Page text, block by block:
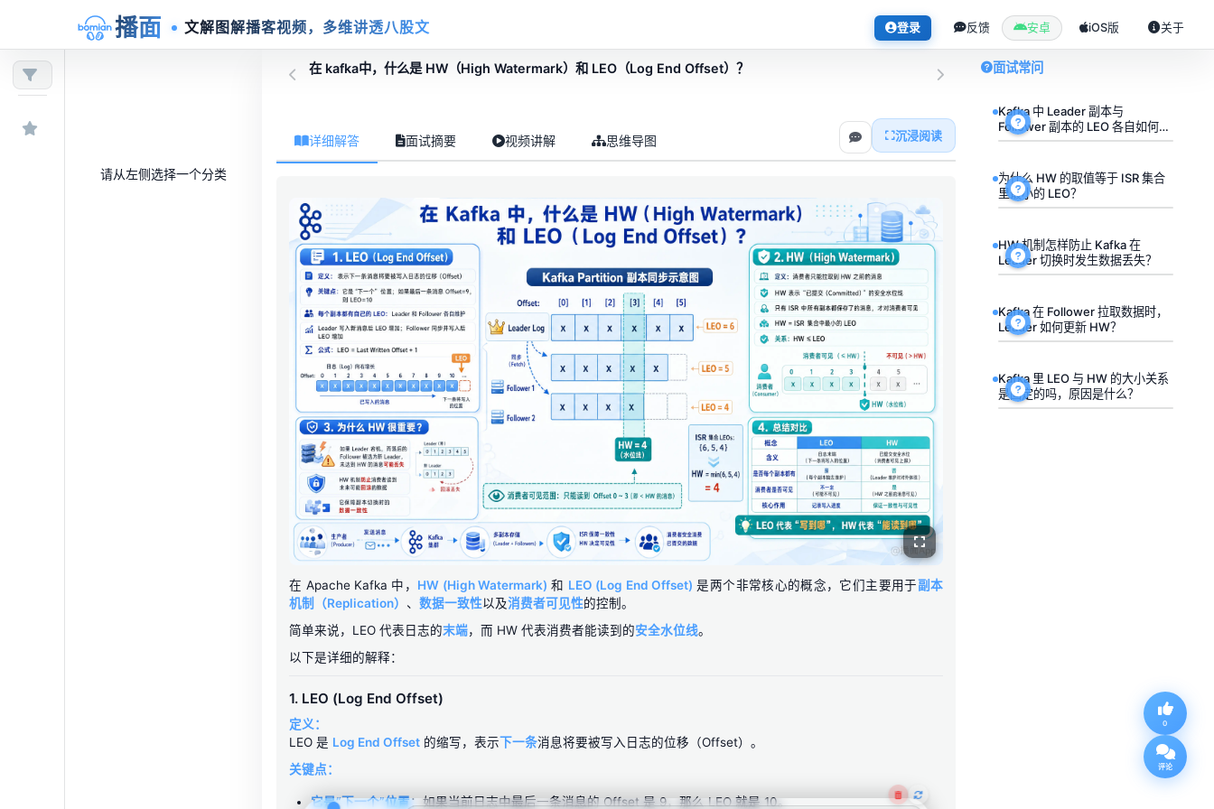
播面 文解图解播客视频，多维讲透八股文 登录 反馈 安卓 iOS版 关于
0
评论
请从左侧选择一个分类
在 kafka中，什么是 HW（High Watermark）和 LEO（Log End Offset）？
详细解答 面试摘要 视频讲解 思维导图 沉浸阅读
在 Apache Kafka 中， HW (High Watermark) 和 LEO (Log End Offset) 是两个非常核心的概念，它们主要用于副本
机制（Replication） 、 数据一致性以及消费者可见性的控制。
简单来说，LEO 代表日志的末端，而 HW 代表消费者能读到的安全水位线。
以下是详细的解释：
1. LEO (Log End Offset)
定义：
LEO 是 Log End Offset 的缩写，表示下一条消息将要被写入日志的位移（Offset）。
关键点：
它是“下一个”位置：如果当前日志中最后一条消息的 Offset 是 9，那么 LEO 就是 10。
面试常问
Kafka 中 Leader 副本与
Follower 副本的 LEO 各自如何变
化？
为什么 HW 的取值等于 ISR 集合
里最小的 LEO？
HW 机制怎样防止 Kafka 在
Leader 切换时发生数据丢失？
Kafka 在 Follower 拉取数据时，
Leader 如何更新 HW？
Kafka 里 LEO 与 HW 的大小关系
是固定的吗，原因是什么？